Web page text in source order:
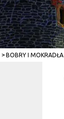
BOBRY I MOKRADŁA